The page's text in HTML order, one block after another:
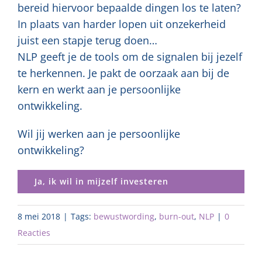
bereid hiervoor bepaalde dingen los te laten?
In plaats van harder lopen uit onzekerheid
juist een stapje terug doen…
NLP geeft je de tools om de signalen bij jezelf
te herkennen. Je pakt de oorzaak aan bij de
kern en werkt aan je persoonlijke
ontwikkeling.
Wil jij werken aan je persoonlijke
ontwikkeling?
Ja, ik wil in mijzelf investeren
8 mei 2018 | Tags: bewustwording, burn-out, NLP | 0
Reacties